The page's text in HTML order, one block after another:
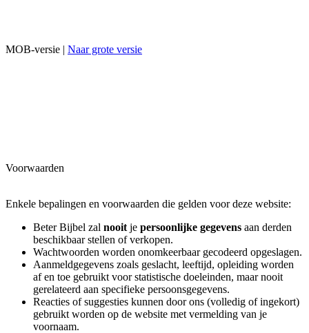
MOB-versie | Naar grote versie
Voorwaarden
Enkele bepalingen en voorwaarden die gelden voor deze website:
Beter Bijbel zal nooit je persoonlijke gegevens aan derden
beschikbaar stellen of verkopen.
Wachtwoorden worden onomkeerbaar gecodeerd opgeslagen.
Aanmeldgegevens zoals geslacht, leeftijd, opleiding worden
af en toe gebruikt voor statistische doeleinden, maar nooit
gerelateerd aan specifieke persoonsgegevens.
Reacties of suggesties kunnen door ons (volledig of ingekort)
gebruikt worden op de website met vermelding van je
voornaam.